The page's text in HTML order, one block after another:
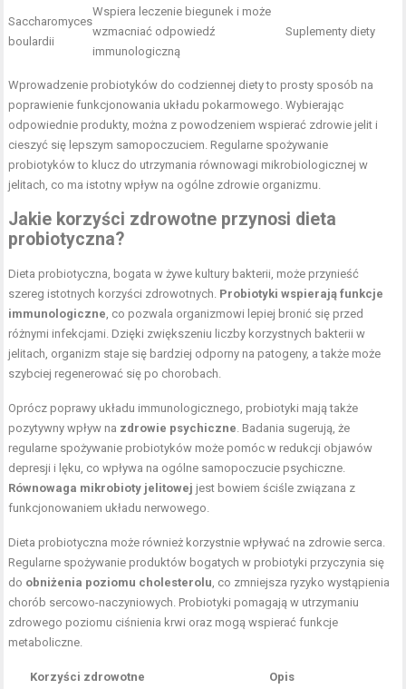
Saccharomyces
boulardii
Wspiera leczenie biegunek i może
wzmacniać odpowiedź
immunologiczną
Suplementy diety
Wprowadzenie probiotyków do codziennej diety to prosty sposób na
poprawienie funkcjonowania układu pokarmowego. Wybierając
odpowiednie produkty, można z powodzeniem wspierać zdrowie jelit i
cieszyć się lepszym samopoczuciem. Regularne spożywanie
probiotyków to klucz do utrzymania równowagi mikrobiologicznej w
jelitach, co ma istotny wpływ na ogólne zdrowie organizmu.
Jakie korzyści zdrowotne przynosi dieta
probiotyczna?
Dieta probiotyczna, bogata w żywe kultury bakterii, może przynieść
szereg istotnych korzyści zdrowotnych. Probiotyki wspierają funkcje
immunologiczne, co pozwala organizmowi lepiej bronić się przed
różnymi infekcjami. Dzięki zwiększeniu liczby korzystnych bakterii w
jelitach, organizm staje się bardziej odporny na patogeny, a także może
szybciej regenerować się po chorobach.
Oprócz poprawy układu immunologicznego, probiotyki mają także
pozytywny wpływ na zdrowie psychiczne. Badania sugerują, że
regularne spożywanie probiotyków może pomóc w redukcji objawów
depresji i lęku, co wpływa na ogólne samopoczucie psychiczne.
Równowaga mikrobioty jelitowej jest bowiem ściśle związana z
funkcjonowaniem układu nerwowego.
Dieta probiotyczna może również korzystnie wpływać na zdrowie serca.
Regularne spożywanie produktów bogatych w probiotyki przyczynia się
do obniżenia poziomu cholesterolu, co zmniejsza ryzyko wystąpienia
chorób sercowo-naczyniowych. Probiotyki pomagają w utrzymaniu
zdrowego poziomu ciśnienia krwi oraz mogą wspierać funkcje
metaboliczne.
Korzyści zdrowotne
Opis